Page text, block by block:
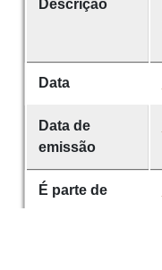
Descrição
Data
Data de
emissão
É parte de